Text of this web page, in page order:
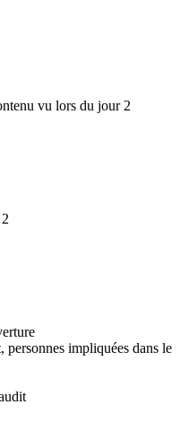
vu lors du jour 2
impliquées dans le